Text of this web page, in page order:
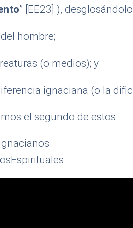
” [EE23] ),
hombre;
(o medios); y
ignaciana (o la
el segundo de estos